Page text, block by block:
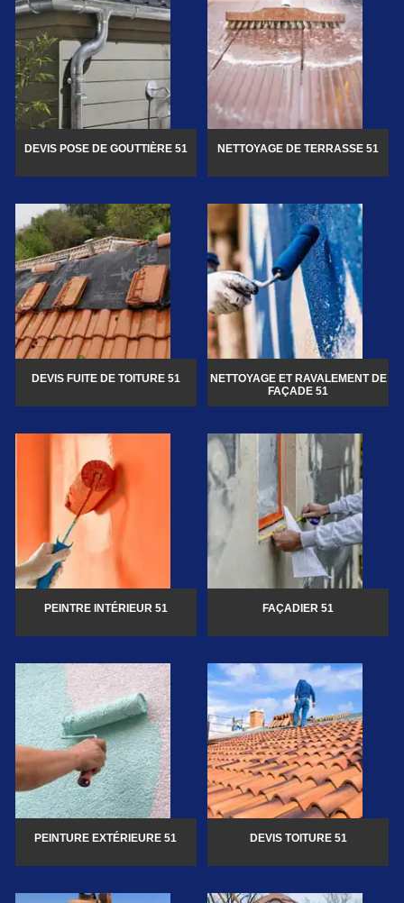
DEVIS POSE DE GOUTTIÈRE 51 NETTOYAGE DE TERRASSE 51
DEVIS FUITE DE TOITURE 51
NETTOYAGE ET RAVALEMENT DE
FAÇADE 51
PEINTRE INTÉRIEUR 51 FAÇADIER 51
PEINTURE EXTÉRIEURE 51 DEVIS TOITURE 51